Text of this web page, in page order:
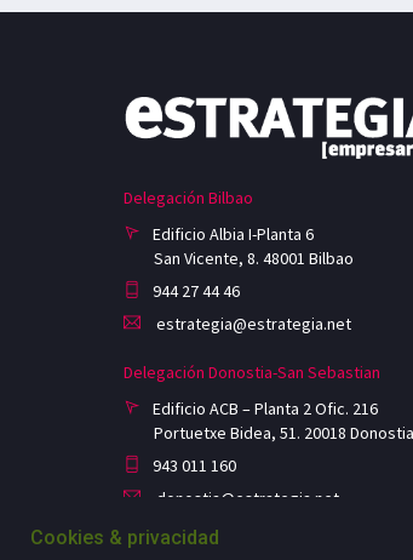
Delegación Bilbao
Edificio Albia I-Planta 6
San Vicente, 8. 48001 Bilbao
944 27 44 46
estrategia@estrategia.net
Delegación Donostia-San Sebastian
Edificio ACB – Planta 2 Ofic. 216
Portuetxe Bidea, 51. 20018 Donostia
943 011 160
donostia@estrategia.net
Cookies & privacidad